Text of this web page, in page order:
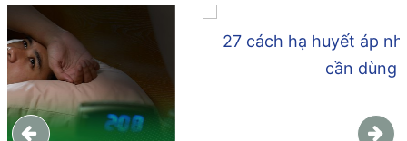
27 cách hạ huyết áp nhanh tại nhà, không